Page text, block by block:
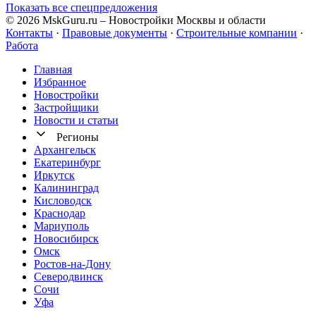
Показать все спецпредложения
© 2026 MskGuru.ru – Новостройки Москвы и области
Контакты · Правовые документы · Строительные компании ·
Работа
Главная
Избранное
Новостр ойки
Застройщики
Новости и статьи
Регионы
Архангельск
Екатеринбург
Иркутск
Калининград
Кисловодск
Краснодар
Мариуполь
Новосибирск
Омск
Ростов-на-Дону
Северодвинск
Сочи
Уфа